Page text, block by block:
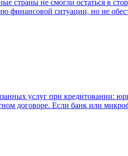
страны не смогли остаться в
финансовой ситуации, но не
услуг при кредитовании:
договоре. Если банк или